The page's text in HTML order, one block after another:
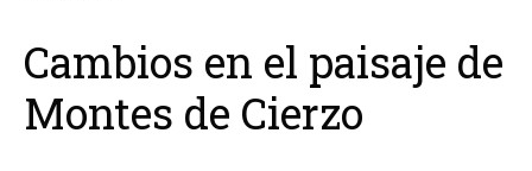
Cambios en el paisaje de
Montes de Cierzo